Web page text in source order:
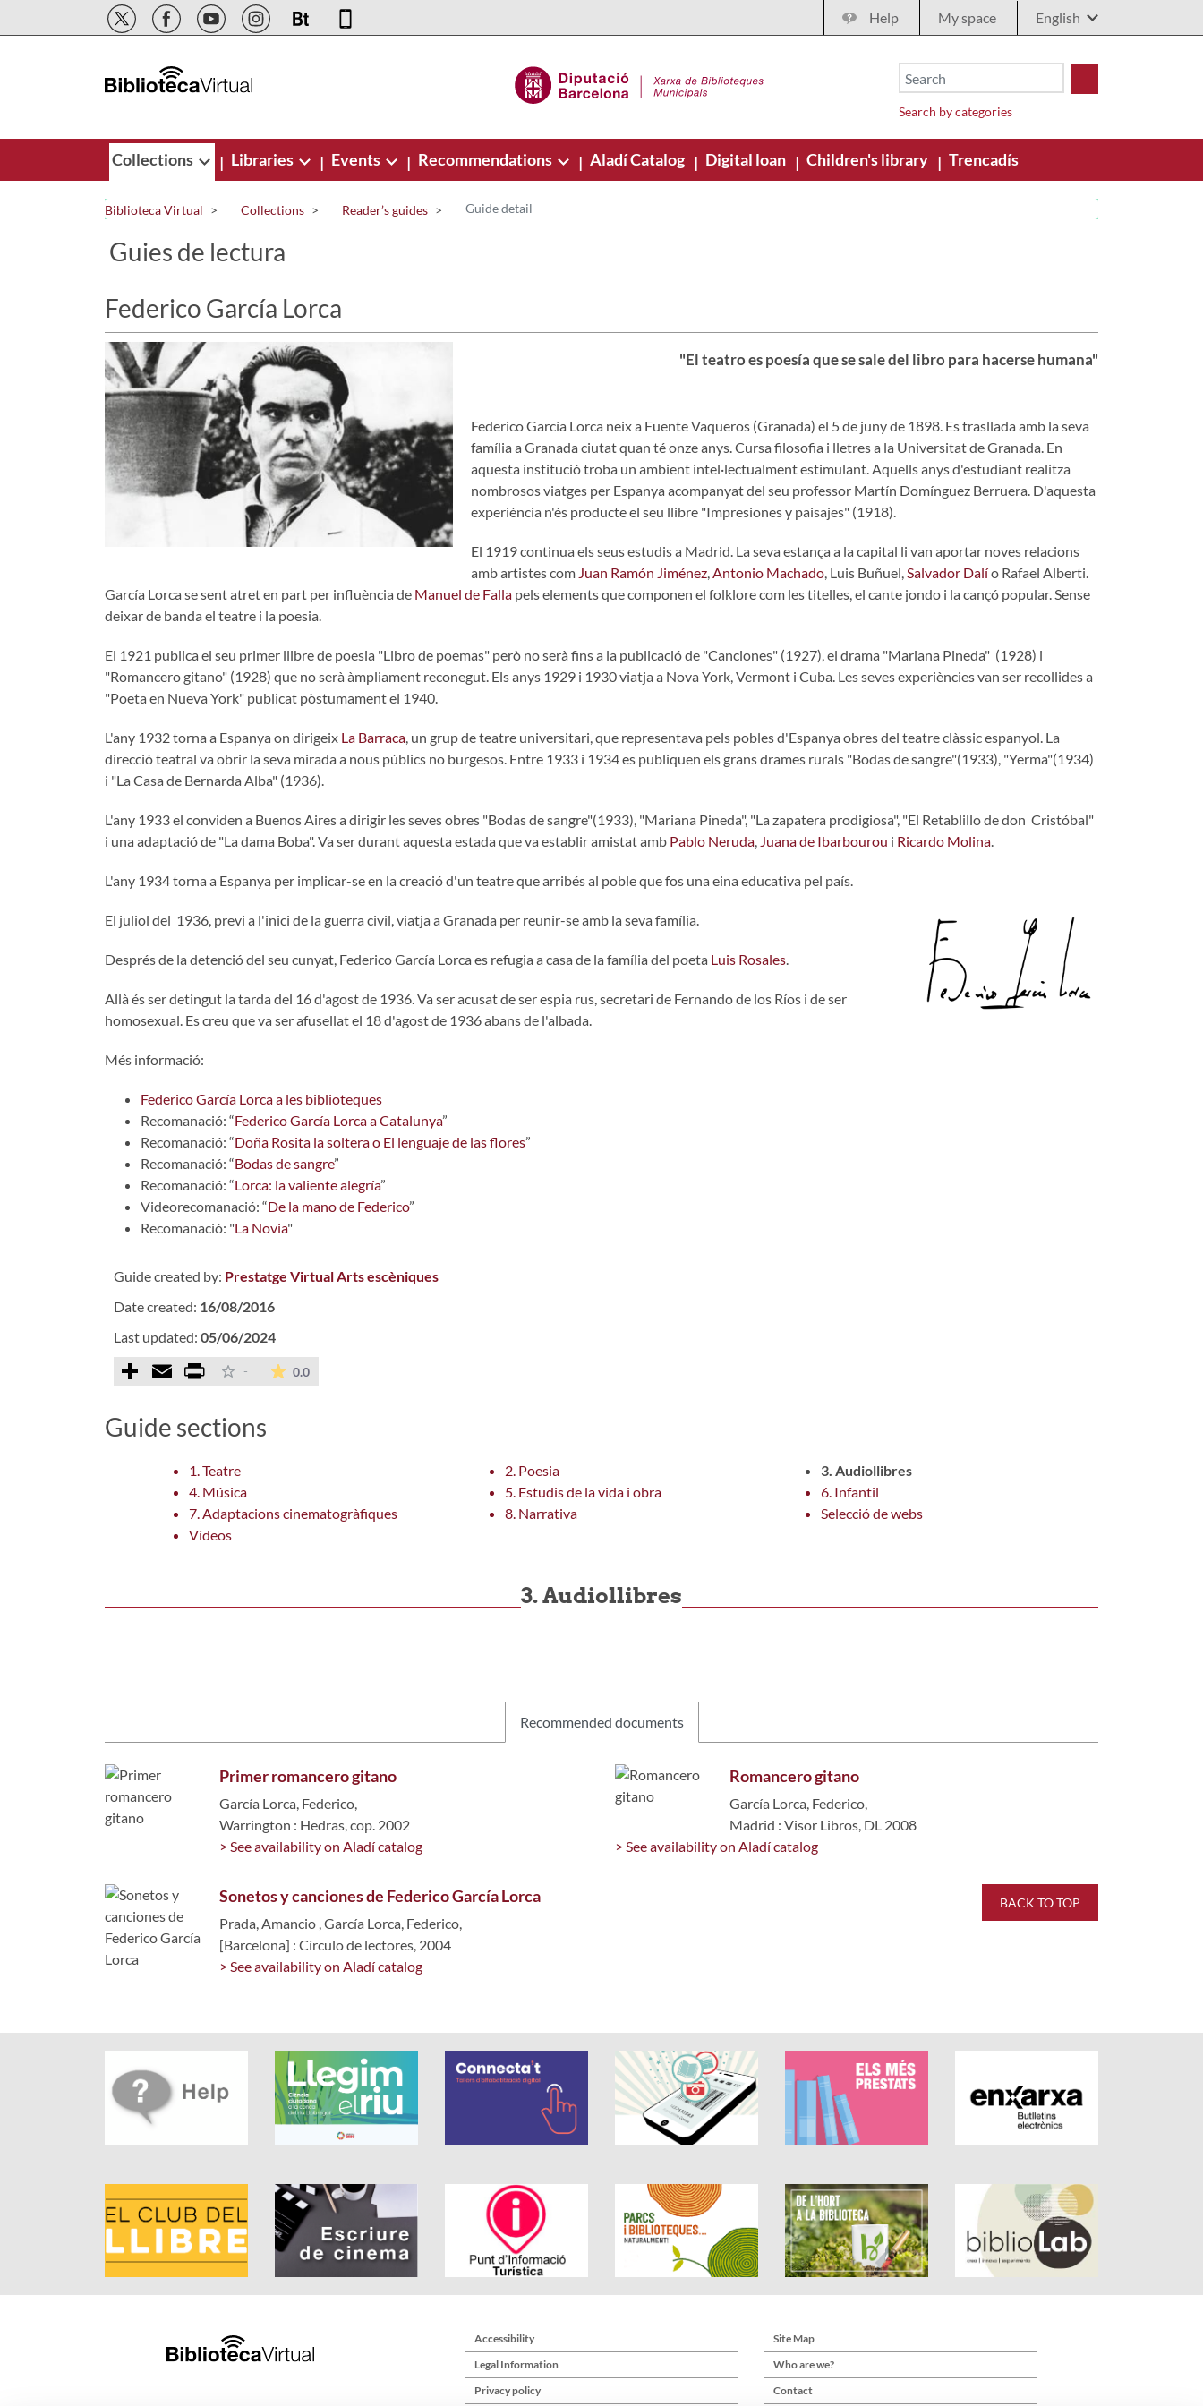
Skip to Main Content Help My space
Search by categories
Collections | Libraries | Events | Recommendations | Aladí Catalog | Digital loan | Children's library | Trencadís
Biblioteca Virtual Collections Reader’s guides Guide detail
Guies de lectura
Federico García Lorca
"El teatro es poesía que se sale del libro para hacerse humana"
Federico García Lorca neix a Fuente Vaqueros (Granada) el 5 de juny de 1898. Es trasllada amb la seva
família a Granada ciutat quan té onze anys. Cursa filosofia i lletres a la Universitat de Granada. En
aquesta institució troba un ambient intel·lectualment estimulant. Aquells anys d'estudiant realitza
nombrosos viatges per Espanya acompanyat del seu professor Martín Domínguez Berruera. D'aquesta
experiència n'és producte el seu llibre "Impresiones y paisajes" (1918).
El 1919 continua els seus estudis a Madrid. La seva estança a la capital li van aportar noves relacions
amb artistes com Juan Ramón Jiménez,Antonio Machado, Luis Buñuel,Salvador Dalío Rafael Alberti.
García Lorca se sent atret en part per influència de Manuel de Falla pels elements que componen el folklore com les titelles, el cante jondo i la cançó popular. Sense
deixar de banda el teatre i la poesia.
El 1921 publica el seu primer llibre de poesia "Libro de poemas" però no serà fins a la publicació de "Canciones" (1927), el drama "Mariana Pineda" (1928) i
"Romancero gitano" (1928) que no serà àmpliament reconegut. Els anys 1929 i 1930 viatja a Nova York, Vermont i Cuba. Les seves experiències van ser recollides a
"Poeta en Nueva York" publicat pòstumament el 1940.
L'any 1932 torna a Espanya on dirigeix La Barraca, un grup de teatre universitari, que representava pels pobles d'Espanya obres del teatre clàssic espanyol. La
direcció teatral va obrir la seva mirada a nous públics no burgesos. Entre 1933 i 1934 es publiquen els grans drames rurals "Bodas de sangre"(1933), "Yerma"(1934)
i "La Casa de Bernarda Alba" (1936).
L'any 1933 el conviden a Buenos Aires a dirigir les seves obres "Bodas de sangre"(1933), "Mariana Pineda", "La zapatera prodigiosa", "El Retablillo de don Cristóbal"
i una adaptació de "La dama Boba". Va ser durant aquesta estada que va establir amistat amb Pablo Neruda, Juana de Ibarbourou i Ricardo Molina.
L'any 1934 torna a Espanya per implicar-se en la creació d'un teatre que arribés al poble que fos una eina educativa pel país.
El juliol del 1936, previ a l'inici de la guerra civil, viatja a Granada per reunir-se amb la seva família.
Després de la detenció del seu cunyat, Federico García Lorca es refugia a casa de la família del poeta Luis Rosales.
Allà és ser detingut la tarda del 16 d'agost de 1936. Va ser acusat de ser espia rus, secretari de Fernando de los Ríos i de ser
homosexual. Es creu que va ser afusellat el 18 d'agost de 1936 abans de l'albada.
Més informació:
Federico García Lorca a les biblioteques
Recomanació: “Federico García Lorca a Catalunya”
Recomanació: “Doña Rosita la soltera o El lenguaje de las flores”
Recomanació: “Bodas de sangre”
Recomanació: “Lorca: la valiente alegría”
Videorecomanació: “De la mano de Federico”
Recomanació: "La Novia"
Guide created by: Prestatge Virtual Arts escèniques
Date created: 16/08/2016
Last updated: 05/06/2024
Comparteix
Email Print - 0.0The average rating is 0 stars out of 5.
Guide sections
1. Teatre 2. Poesia
3. Audiollibres
4. Música
5. Estudis de la vida i obra
6. Infantil
7. Adaptacions cinematogràfiques
8. Narrativa
Selecció de webs
Vídeos
3. Audiollibres
Recommended documents
Primer romancero gitano
García Lorca, Federico,
Warrington : Hedras, cop. 2002
> See availability on Aladí catalog
Romancero gitano
García Lorca, Federico,
Madrid : Visor Libros, DL 2008
> See availability on Aladí catalog
Sonetos y canciones de Federico García Lorca
Prada, Amancio ,García Lorca, Federico,
[Barcelona] : Círculo de lectores, 2004
> See availability on Aladí catalog
BACK TO TOP
Accessibility
Legal Information
Privacy policy
Site Map
Who are we?
Contact